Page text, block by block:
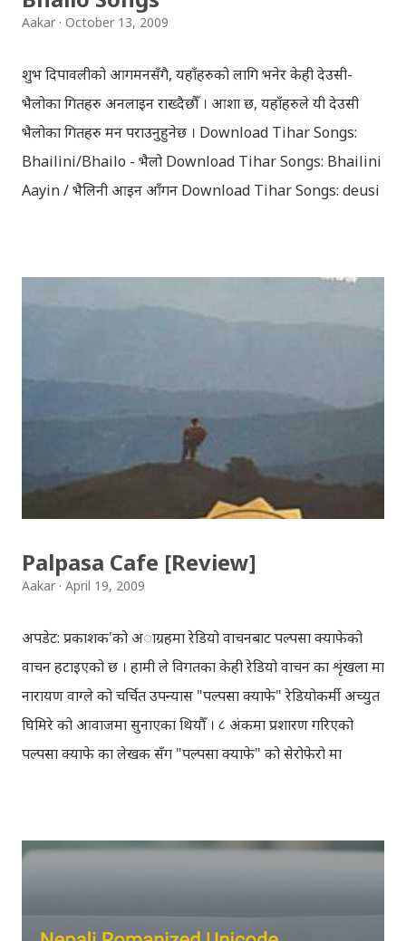
search self, leaving her parents. She is accompanied
by her friend Bisakha everywhere she went. Radha
faces...
Aakar October 13, 2009
शुभ दिपावलीको आगमनसँगै, यहाँहरुको लागि भनेर केही देउसी-
भैलोका गितहरु अनलाइन राख्दैछौँ । आशा छ, यहाँहरुले यी देउसी
भैलोका गितहरु मन पराउनुहुनेछ । Download Tihar Songs:
Bhailini/Bhailo - भैलो Download Tihar Songs: Bhailini
Aayin / भैलिनी आइन आँगन Download Tihar Songs: deusi
Songs: diyo baali sanjh ko / दियो बाली साँझ को
Download: Tihar Dhun (Deusi,Bhailo)/ तिहार धुन(देउसी
गितहरुलाई हामीले यहाँ एकै ठाउँमा सजिलोको लागि राखिदिएको मात्र
हौँ । तपाई यदि यी गित संगितको सर्जक हुनुहुन्छ र गित संगित यहाँबाट
हटाउनुपर्ने भए जानकारी गराउनुहोला । फेरी एकपटक शुभ दिपावलीको
हार्दिक मंगलमय शुभकामना व्यक्त गर्दछौँ ।
Palpasa Cafe [Review]
Aakar April 19, 2009
अपडेट: प्रकाशक'को अाग्रहमा रेडियो वाचनबाट पल्पसा क्याफेको
वाचन हटाइएको छ । हामी ले विगतका केही रेडियो वाचन का शृंखला मा
नारायण वाग्ले को चर्चित उपन्यास "पल्पसा क्याफे" रेडियोकर्मी अच्युत
घिमिरे को आवाजमा सुनाएका थियौँ । ८ अंकमा प्रशारण गरिएको
पल्पसा क्याफे का लेखक सँग "पल्पसा क्याफे" को सेरोफेरो मा
भेटिएको खण्डमा हामी अवश्य पनि राख्ने नै छौँ । हामीले भनिरहनुपर्दैन,
उपलब्ध गराइदिनुहुने अच्युत घिमिरेलाई धेरै धेरै धन्यवाद । पल्पसा